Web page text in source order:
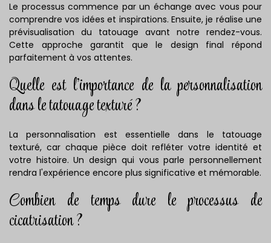
Le processus commence par un échange avec vous pour
comprendre vos idées et inspirations. Ensuite, je réalise une
prévisualisation du tatouage avant notre rendez-vous.
Cette approche garantit que le design final répond
parfaitement à vos attentes.
Quelle est l'importance de la personnalisation
dans le tatouage texturé ?
La personnalisation est essentielle dans le tatouage
texturé, car chaque pièce doit refléter votre identité et
votre histoire. Un design qui vous parle personnellement
rendra l'expérience encore plus significative et mémorable.
Combien de temps dure le processus de
cicatrisation ?